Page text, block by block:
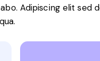
Adipiscing elit sed